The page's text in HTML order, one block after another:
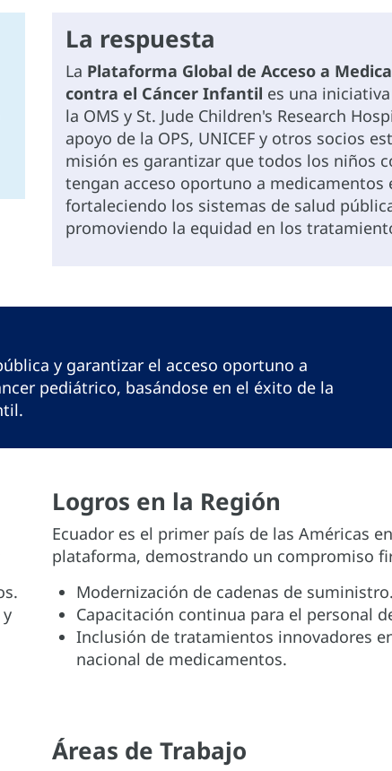
La respuesta
La Plataforma Global de Acceso a
contra el Cáncer Infantil es una
la OMS y St. Jude Children's Research
apoyo de la OPS, UNICEF y otros socios
misión es garantizar que todos los niños
tengan acceso oportuno a medicamentos
fortaleciendo los sistemas de salud
promoviendo la equidad en los
y garantizar el acceso oportuno a
pediátrico, basándose en el éxito de la
Logros en la Región
Ecuador es el primer país de las Américas
plataforma, demostrando un compromiso
Modernización de cadenas de suministro.
Capacitación continua para el personal
Inclusión de tratamientos innovadores
nacional de medicamentos.
Áreas de Trabajo